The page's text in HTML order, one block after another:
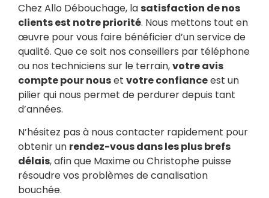
Chez Allo Débouchage, lasatisfaction de nos
clients est notre priorité. Nous mettons tout en
œuvre pour vous faire bénéficier d’un service de
qualité. Que ce soit nos conseillers par téléphone
ou nos techniciens sur le terrain,votre avis
compte pour nouset votre confianceest un
pilier qui nous permet de perdurer depuis tant
d’années.
N’hésitez pas à nous contacter rapidement pour
obtenir un rendez-vous dans les plus brefs
délais, afin que Maxime ou Christophe puisse
résoudre vos problèmes de canalisation
bouchée.